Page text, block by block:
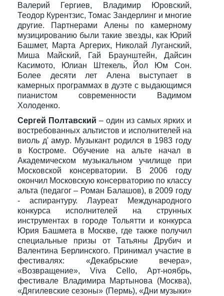
Валерий Гергиев, Владимир Юровский,
Теодор Курентзис, Томас Зандерлинг и многие
другие. Партнерами Алены по камерному
музицированию были такие звезды, как Юрий
Башмет, Марта Аргерих, Николай Луганский,
Миша Майский, Гай Браунштейн, Дайсин
Касимото, Юлиан Штекель, Йол Юм Сон.
Более десяти лет Алена выступает в
камерных программах в дуэте с выдающимся
пианистом современности Вадимом
Холоденко.
Сергей Полтавский – один из самых ярких и
востребованных альтистов и исполнителей на
виоль д' амур. Музыкант родился в 1983 году
в Костроме. Обучение на альте начал в
Академическом музыкальном училище при
Московской консерватории. В 2006 году
окончил Московскую консерваторию по классу
альта (педагог – Роман Балашов), в 2009 году
- аспирантуру. Лауреат Международного
конкурса исполнителей на струнных
инструментах в городе Тольятти и конкурса
Юрия Башмета в Москве, где также получил
специальные призы от Татьяны Друбич и
Валентина Берлинского. Принимал участие в
фестивалях: «Декабрьские вечера»,
«Возвращение», Viva Cello, Арт-ноябрь,
фестивале Владимира Мартынова (Москва),
«Дягилевские сезоны» (Пермь), «Дни музыки»